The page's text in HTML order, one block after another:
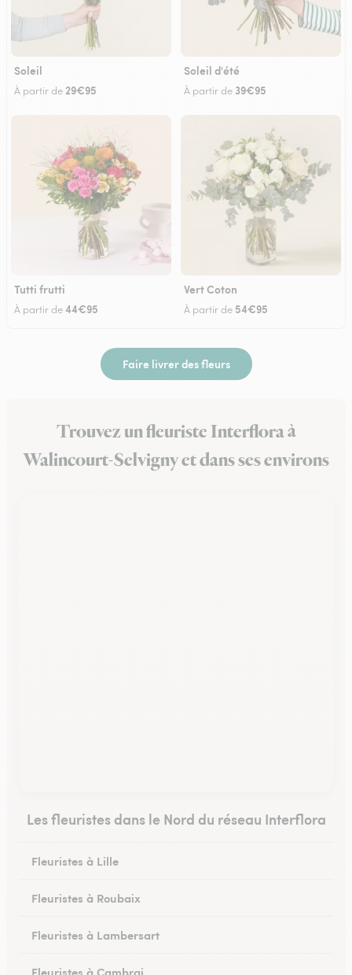
Soleil
À partir de 29€95
Soleil d'été
À partir de 39€95
Tutti frutti
À partir de44€95
Vert Coton
À partir de 54€95
Faire livrer des fleurs
Trouvez un fleuriste Interflora à
Walincourt-Selvigny et dans ses environs
Les fleuristes dans le Nord du réseau Interflora
Fleuristes à Lille
Fleuristes à Roubaix
Fleuristes à Lambersart
Fleuristes à Cambrai